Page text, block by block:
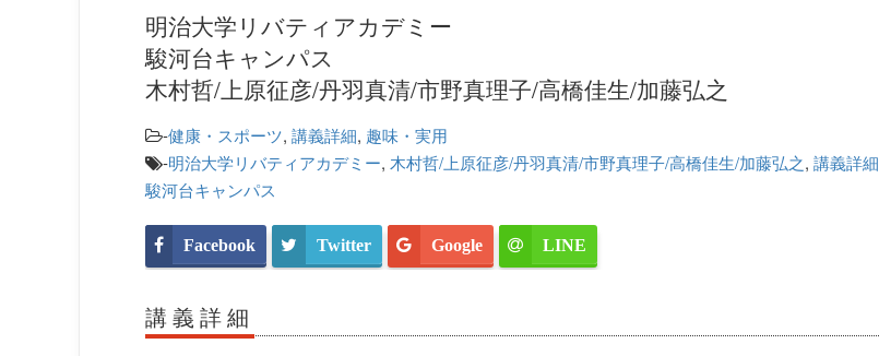
明治大学リバティアカデミー
駿河台キャンパス
木村哲/上原征彦/丹羽真清/市野真理子/高橋佳生/加藤弘之
-健康・スポーツ, 講義詳細, 趣味・実用
-明治大学リバティアカデミー, 木村哲/上原征彦/丹羽真清/市野真理子/高橋佳生/加藤弘之, 講義詳細
駿河台キャンパス
Facebook Twitter Google LINE
講義詳細